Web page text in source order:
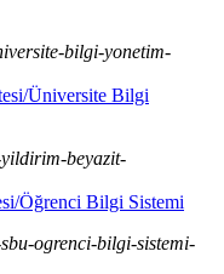
bilgi-yonetim-
Üniversite Bilgi
beyazit-
Öğrenci Bilgi Sistemi
ogrenci-bilgi-sistemi-